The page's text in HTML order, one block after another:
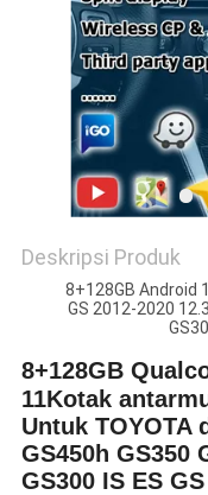
Deskripsi Produk
8+128GB Android
GS 2012-2020
8+128GB
11Kotak
Untuk TOYOTA
GS450h GS350
GS300 IS ES GS